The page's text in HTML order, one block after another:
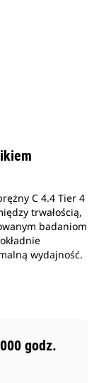
C 4.4 Tier 4
trwałością,
badaniom
wydajność.
godz.